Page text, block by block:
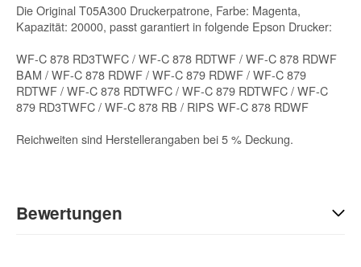
Die Original T05A300 Druckerpatrone, Farbe: Magenta,
Kapazität: 20000, passt garantiert in folgende Epson Drucker:
WF-C 878 RD3TWFC / WF-C 878 RDTWF / WF-C 878 RDWF
BAM / WF-C 878 RDWF / WF-C 879 RDWF / WF-C 879
RDTWF / WF-C 878 RDTWFC / WF-C 879 RDTWFC / WF-C
879 RD3TWFC / WF-C 878 RB / RIPS WF-C 878 RDWF
Reichweiten sind Herstellerangaben bei 5 % Deckung.
Bewertungen